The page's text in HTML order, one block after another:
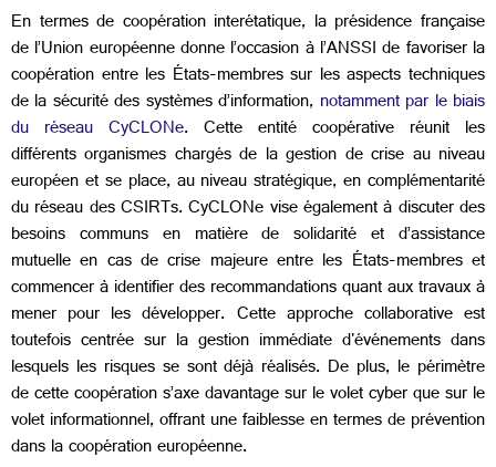
En termes de coopération interétatique, la présidence française
de l’Union européenne donne l’occasion à l’ANSSI de favoriser la
coopération entre les États-membres sur les aspects techniques
de la sécurité des systèmes d’information, notamment par le biais
du réseau CyCLONe. Cette entité coopérative réunit les
différents organismes chargés de la gestion de crise au niveau
européen et se place, au niveau stratégique, en complémentarité
du réseau des CSIRTs. CyCLONe vise également à discuter des
besoins communs en matière de solidarité et d’assistance
mutuelle en cas de crise majeure entre les États-membres et
commencer à identifier des recommandations quant aux travaux à
mener pour les développer. Cette approche collaborative est
toutefois centrée sur la gestion immédiate d'événements dans
lesquels les risques se sont déjà réalisés. De plus, le périmètre
de cette coopération s’axe davantage sur le volet cyber que sur le
volet informationnel, offrant une faiblesse en termes de prévention
dans la coopération européenne.